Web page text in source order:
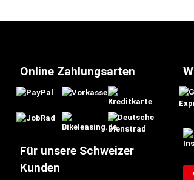
Online Zahlungsarten
Für unsere Schweizer
Kunden